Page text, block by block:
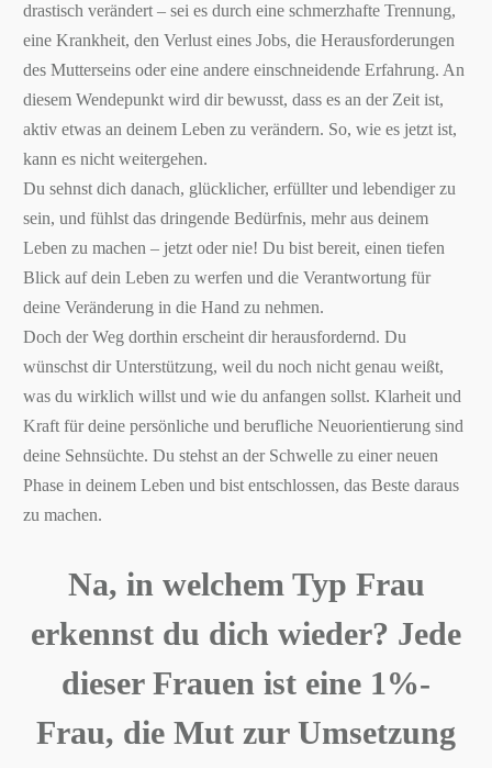
drastisch verändert – sei es durch eine schmerzhafte Trennung,
eine Krankheit, den Verlust eines Jobs, die Herausforderungen
des Mutterseins oder eine andere einschneidende Erfahrung. An
diesem Wendepunkt wird dir bewusst, dass es an der Zeit ist,
aktiv etwas an deinem Leben zu verändern. So, wie es jetzt ist,
kann es nicht weitergehen.
Du sehnst dich danach, glücklicher, erfüllter und lebendiger zu
sein, und fühlst das dringende Bedürfnis, mehr aus deinem
Leben zu machen – jetzt oder nie! Du bist bereit, einen tiefen
Blick auf dein Leben zu werfen und die Verantwortung für
deine Veränderung in die Hand zu nehmen.
Doch der Weg dorthin erscheint dir herausfordernd. Du
wünschst dir Unterstützung, weil du noch nicht genau weißt,
was du wirklich willst und wie du anfangen sollst. Klarheit und
Kraft für deine persönliche und berufliche Neuorientierung sind
deine Sehnsüchte. Du stehst an der Schwelle zu einer neuen
Phase in deinem Leben und bist entschlossen, das Beste daraus
zu machen.
Na, in welchem Typ Frau
erkennst du dich wieder? Jede
dieser Frauen ist eine 1%-
Frau, die Mut zur Umsetzung